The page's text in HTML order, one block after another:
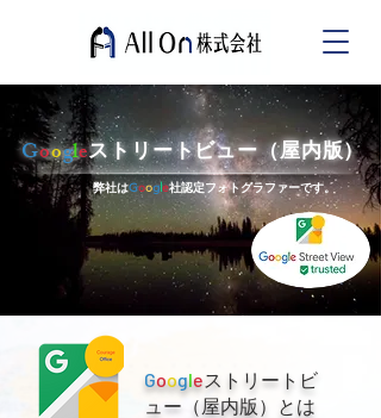
Googleストリートビュー（屋内版）
弊社はGoogle社認定フォトグラファーです。
​Googleストリートビ
ュー（屋内版）とは